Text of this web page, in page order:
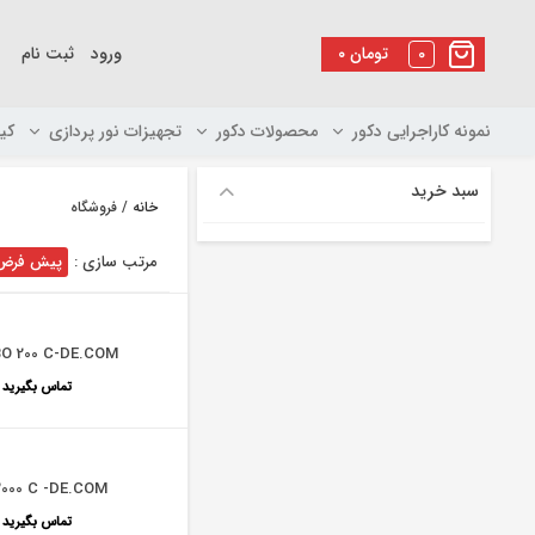
۰تومان 0 ورود ثبت نام
نمونه کاراجرایی دکور محصولات دکور تجهیزات نور پردازی
خانه / فروشگاه
مرتب سازی : پیش
200 C-DE.COM
تماس بگیرید
C -DE.COM
تماس بگیرید
سبد خرید